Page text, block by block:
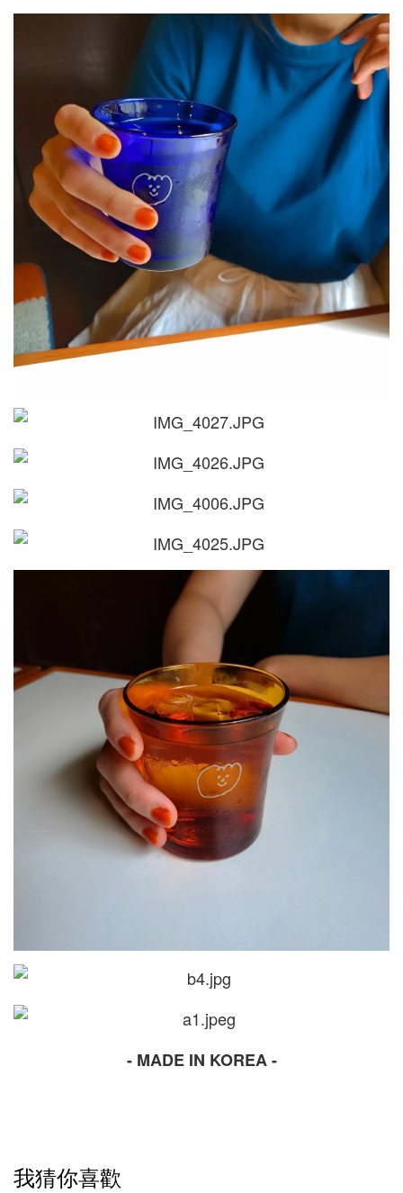
- MADE IN KOREA -
我猜你喜歡